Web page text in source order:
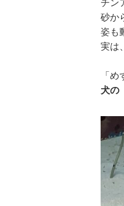
チン
砂か
姿も
実は、
「
犬の